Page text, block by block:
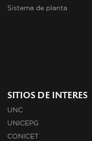
Sistema de planta
SITIOS DE INTERES
UNC
UNICEPG
CONICET